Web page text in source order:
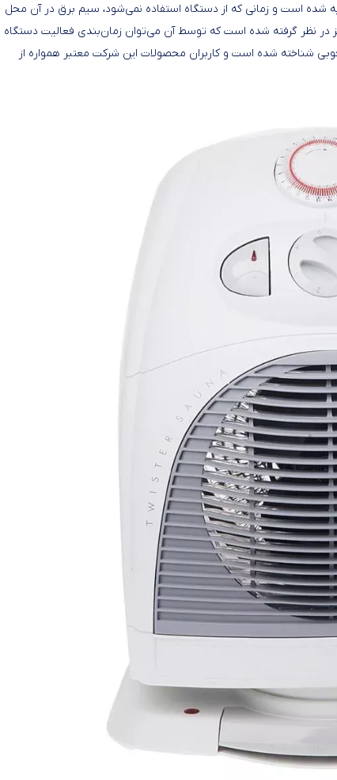
است و زمانی که از دستگاه استفاده نمی‌شود، سیم برق در آن محل
در نظر گرفته‌ شده است که توسط آن می‌توان زمان‌بندی فعالیت دستگاه
شناخته ‌شده است و کاربران محصولات این شرکت معتبر همواره از